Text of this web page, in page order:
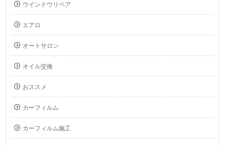
ウインドウリペア
エアロ
オートサロン
オイル交換
おススメ
カーフィルム
カーフィルム施工